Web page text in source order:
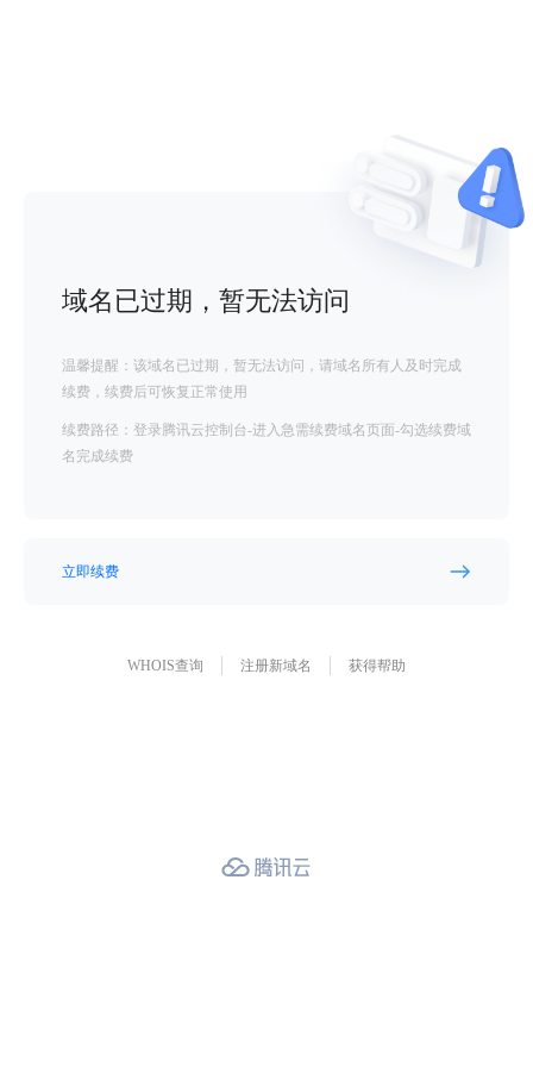
域名已过期，暂无法访问
温馨提醒：该域名已过期，暂无法访问，请域名所有人及时完成
续费，续费后可恢复正常使用
续费路径：登录腾讯云控制台-进入急需续费域名页面-勾选续费域
名完成续费
立即续费
WHOIS查询 注册新域名 获得帮助